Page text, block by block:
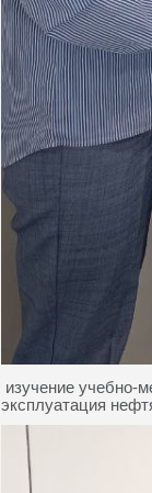
изучение учебно-
эксплуатация